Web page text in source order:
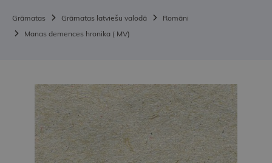
Grāmatas Grāmatas latviešu valodā
Romāni
Manas demences hronika ( MV)